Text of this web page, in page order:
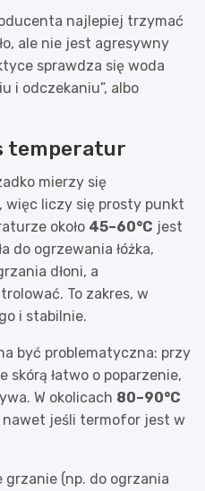
najlepiej trzymać
ale nie jest agresywny
sprawdza się woda
i odczekaniu”, albo
temperatur
mierzy się
liczy się prosty punkt
około 45–60°C jest
do ogrzewania łóżka,
dłoni, a
To zakres, w
i stabilnie.
być problematyczna: przy
skórą łatwo o poparzenie,
W okolicach 80–90°C
nawet jeśli termofor jest w
(np. do ogrzania